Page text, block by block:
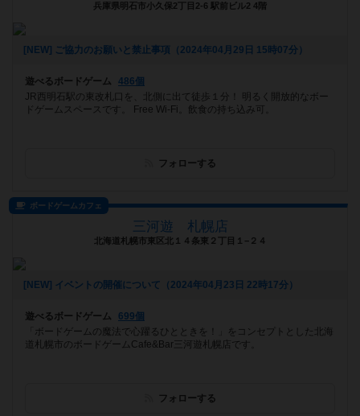
兵庫県明石市小久保2丁目2-6 駅前ビル2 4階
[NEW] ご協力のお願いと禁止事項（2024年04月29日 15時07分）
遊べるボードゲーム
486個
JR西明石駅の東改札口を、北側に出て徒歩１分！ 明るく開放的なボー
ドゲームスペースです。 Free Wi-Fi。飲食の持ち込み可。
フォローする
ボードゲームカフェ
三河遊 札幌店
北海道札幌市東区北１４条東２丁目１−２４
[NEW] イベントの開催について（2024年04月23日 22時17分）
遊べるボードゲーム
699個
「ボードゲームの魔法で心躍るひとときを！」をコンセプトとした北海
道札幌市のボードゲームCafe&Bar三河遊札幌店です。
フォローする